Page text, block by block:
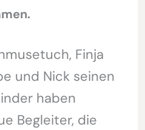
Finja
und Nick seinen
haben
Begleiter, die